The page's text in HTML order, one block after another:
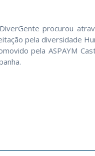
procurou
pela diversidade
pela ASPAYM